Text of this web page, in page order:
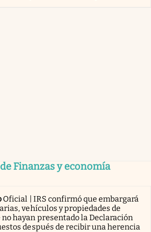
Finanzas y economía
Oficial | IRS confirmó que embargará
vehículos y propiedades de
hayan presentado la Declaración
después de recibir una herencia